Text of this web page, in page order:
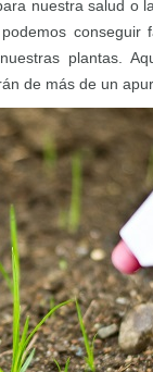
nuestra salud o
conseguir
plantas.
de más de un